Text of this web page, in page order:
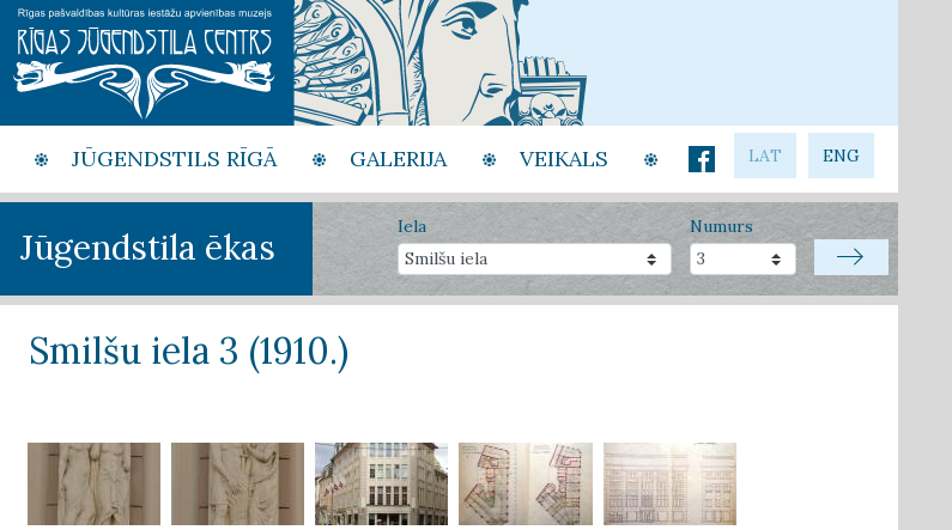
JŪGENDSTILS RĪGĀ GALERIJA VEIKALS LAT ENG
Jūgendstila ēkas Iela Numurs
Smilšu iela 3 (1910.)